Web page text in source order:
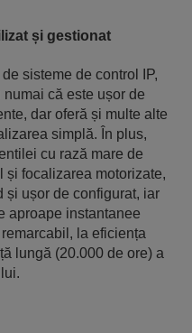
și gestionat
sisteme de control IP,
că este ușor de
dar oferă și multe alte
simplă. În plus,
cu rază mare de
și focalizarea motorizate,
și ușor de configurat, iar
aproape instantanee
la eficiența
lungă (20.000 de ore) a